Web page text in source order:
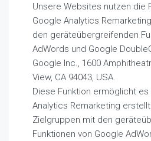
Unsere Websites nutzen die
Google Analytics
den geräteübergreifenden
AdWords und Google
Google Inc., 1600
View, CA 94043, USA.
Diese Funktion ermöglicht
Analytics Remarketing
Zielgruppen mit den
Funktionen von Google